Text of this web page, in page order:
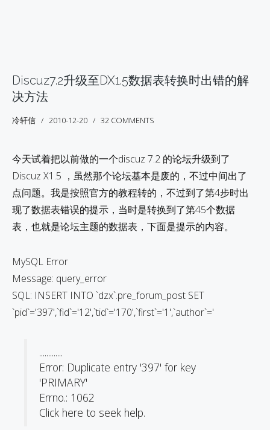
Discuz7.2升级至DX1.5数据表转换时出错的解
决方法
冷轩信 2010-12-20 32 COMMENTS
今天试着把以前做的一个discuz 7.2 的论坛升级到了
Discuz X1.5 ，虽然那个论坛基本是废的，不过中间出了
点问题。我是按照官方的教程转的，不过到了第4步时出
现了数据表错误的提示，当时是转换到了第45个数据
表，也就是论坛主题的数据表，下面是提示的内容。
MySQL Error
Message: query_error
SQL: INSERT INTO `dzx`.pre_forum_post SET
`pid`='397',`fid`='12',`tid`='170',`first`='1',`author`='
.............
Error: Duplicate entry '397' for key
'PRIMARY'
Errno.: 1062
Click here to seek help.